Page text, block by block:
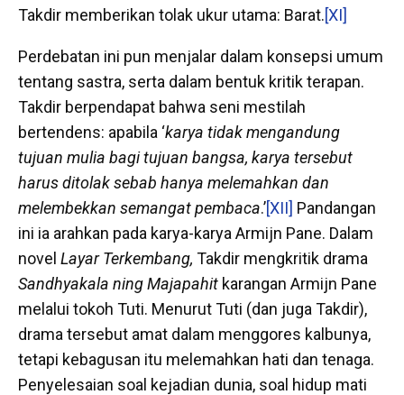
Takdir memberikan tolak ukur utama: Barat.[XI]
Perdebatan ini pun menjalar dalam konsepsi umum
tentang sastra, serta dalam bentuk kritik terapan.
Takdir berpendapat bahwa seni mestilah
bertendens: apabila ‘karya tidak mengandung
tujuan mulia bagi tujuan bangsa, karya tersebut
harus ditolak sebab hanya melemahkan dan
melembekkan semangat pembaca.’[XII] Pandangan
ini ia arahkan pada karya-karya Armijn Pane. Dalam
novel Layar Terkembang, Takdir mengkritik drama
Sandhyakala ning Majapahit karangan Armijn Pane
melalui tokoh Tuti. Menurut Tuti (dan juga Takdir),
drama tersebut amat dalam menggores kalbunya,
tetapi kebagusan itu melemahkan hati dan tenaga.
Penyelesaian soal kejadian dunia, soal hidup mati